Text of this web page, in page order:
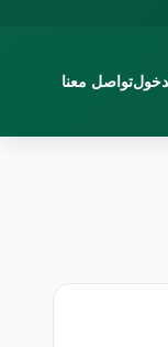
تواصل معنا